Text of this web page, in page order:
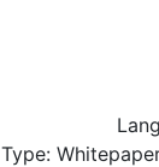
Type: